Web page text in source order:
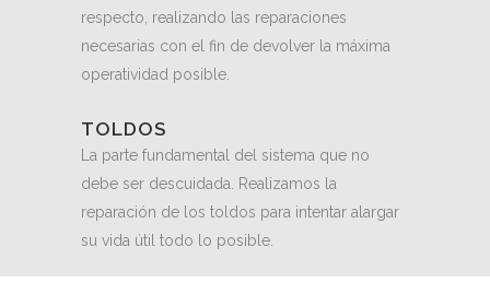
respecto, realizando las reparaciones
necesarias con el fin de devolver la máxima
operatividad posible.
TOLDOS
La parte fundamental del sistema que no
debe ser descuidada. Realizamos la
reparación de los toldos para intentar alargar
su vida útil todo lo posible.